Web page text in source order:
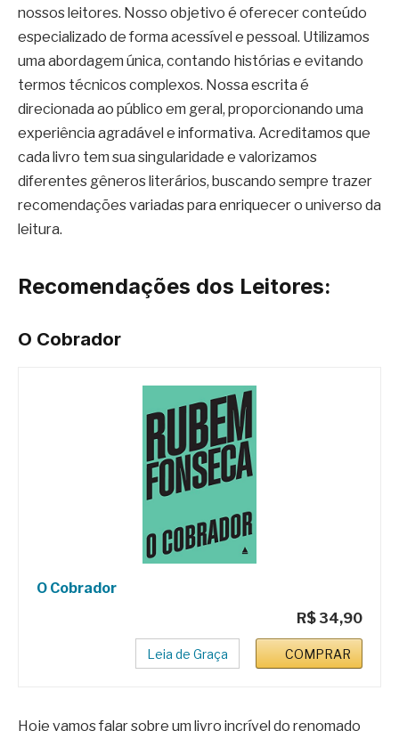
nossos leitores. Nosso objetivo é oferecer conteúdo
especializado de forma acessível e pessoal. Utilizamos
uma abordagem única, contando histórias e evitando
termos técnicos complexos. Nossa escrita é
direcionada ao público em geral, proporcionando uma
experiência agradável e informativa. Acreditamos que
cada livro tem sua singularidade e valorizamos
diferentes gêneros literários, buscando sempre trazer
recomendações variadas para enriquecer o universo da
leitura.
Recomendações dos Leitores:
O Cobrador
O Cobrador
R$ 34,90
Leia de Graça COMPRAR
Hoje vamos falar sobre um livro incrível do renomado